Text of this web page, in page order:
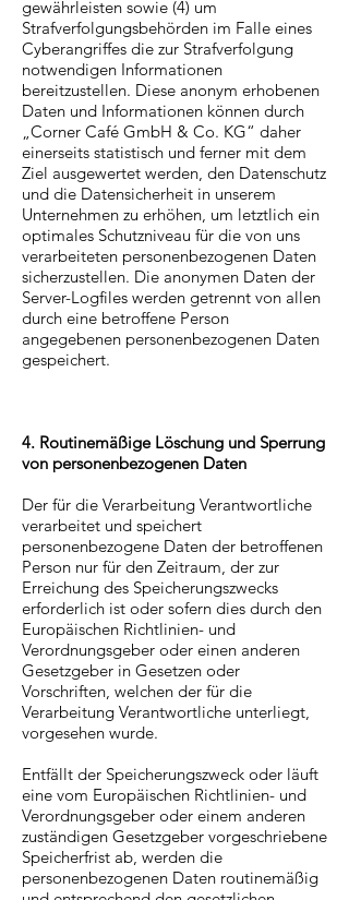
gewährleisten sowie (4) um
Strafverfolgungsbehörden im Falle eines
Cyberangriffes die zur Strafverfolgung
notwendigen Informationen
bereitzustellen. Diese anonym erhobenen
Daten und Informationen können durch
„Corner Café GmbH & Co. KG“ daher
einerseits statistisch und ferner mit dem
Ziel ausgewertet werden, den Datenschutz
und die Datensicherheit in unserem
Unternehmen zu erhöhen, um letztlich ein
optimales Schutzniveau für die von uns
verarbeiteten personenbezogenen Daten
sicherzustellen. Die anonymen Daten der
Server-Logfiles werden getrennt von allen
durch eine betroffene Person
angegebenen personenbezogenen Daten
gespeichert.
4. Routinemäßige Löschung und Sperrung
von personenbezogenen Daten
Der für die Verarbeitung Verantwortliche
verarbeitet und speichert
personenbezogene Daten der betroffenen
Person nur für den Zeitraum, der zur
Erreichung des Speicherungszwecks
erforderlich ist oder sofern dies durch den
Europäischen Richtlinien- und
Verordnungsgeber oder einen anderen
Gesetzgeber in Gesetzen oder
Vorschriften, welchen der für die
Verarbeitung Verantwortliche unterliegt,
vorgesehen wurde.
Entfällt der Speicherungszweck oder läuft
eine vom Europäischen Richtlinien- und
Verordnungsgeber oder einem anderen
zuständigen Gesetzgeber vorgeschriebene
Speicherfrist ab, werden die
personenbezogenen Daten routinemäßig